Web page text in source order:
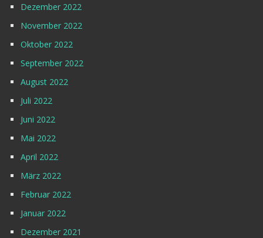
Dezember 2022
November 2022
Oktober 2022
September 2022
August 2022
Juli 2022
Juni 2022
Mai 2022
April 2022
März 2022
Februar 2022
Januar 2022
Dezember 2021